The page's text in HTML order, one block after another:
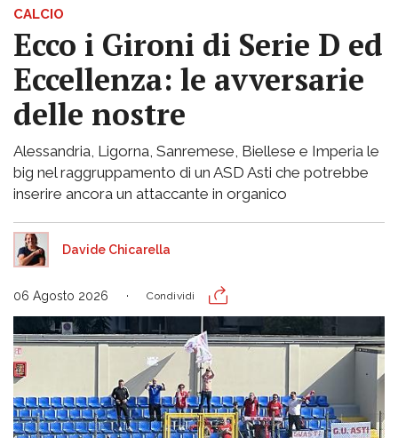
CALCIO
Ecco i Gironi di Serie D ed
Eccellenza: le avversarie
delle nostre
Alessandria, Ligorna, Sanremese, Biellese e Imperia le
big nel raggruppamento di un ASD Asti che potrebbe
inserire ancora un attaccante in organico
Davide Chicarella
06 Agosto 2026 Condividi